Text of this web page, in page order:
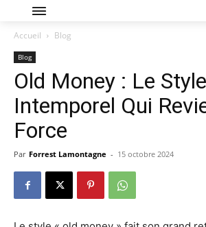
Accueil Blog
Blog
Old Money : Le Style
Intemporel Qui
Force
Par Forrest Lamontagne - 15 octobre 2024